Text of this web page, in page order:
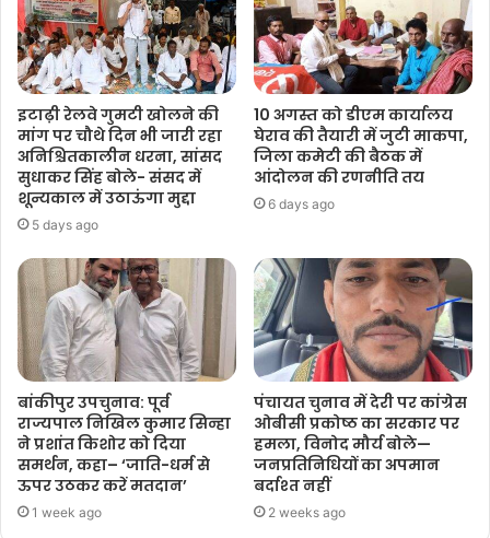
इटाढ़ी रेलवे गुमटी खोलने की
मांग पर चौथे दिन भी जारी रहा
अनिश्चितकालीन धरना, सांसद
सुधाकर सिंह बोले- संसद में
शून्यकाल में उठाऊंगा मुद्दा
5 days ago
10 अगस्त को डीएम कार्यालय
घेराव की तैयारी में जुटी माकपा,
जिला कमेटी की बैठक में
आंदोलन की रणनीति तय
6 days ago
बांकीपुर उपचुनाव: पूर्व
राज्यपाल निखिल कुमार सिन्हा
ने प्रशांत किशोर को दिया
समर्थन, कहा– ‘जाति-धर्म से
ऊपर उठकर करें मतदान’
1 week ago
पंचायत चुनाव में देरी पर कांग्रेस
ओबीसी प्रकोष्ठ का सरकार पर
हमला, विनोद मौर्य बोले—
जनप्रतिनिधियों का अपमान
बर्दाश्त नहीं
2 weeks ago